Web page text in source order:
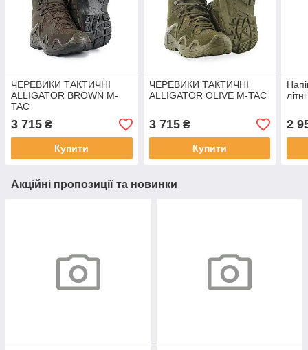
ЧЕРЕВИКИ ТАКТИЧНІ
ALLIGATOR BROWN M-
TAC
3 715 ₴
Купити
ЧЕРЕВИКИ ТАКТИЧНІ
ALLIGATOR OLIVE M-TAC
3 715₴
Купити
2
Акційні пропозиції та новинки